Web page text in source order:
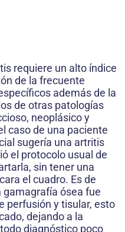
requiere un alto índice
de la frecuente
además de la
de otras patologías
neoplásico y
caso de una paciente
sugería una artritis
el protocolo usual de
sin tener una
el cuadro. Es de
gamagrafía ósea fue
perfusión y tisular, esto
dejando a la
diagnóstico poco